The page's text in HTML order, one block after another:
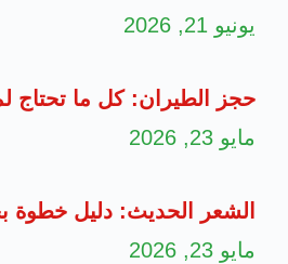
يونيو 21, 2026
حجز الطيران: كل ما تحتاج
مايو 23, 2026
الشعر الحديث: دليل خطوة
مايو 23, 2026